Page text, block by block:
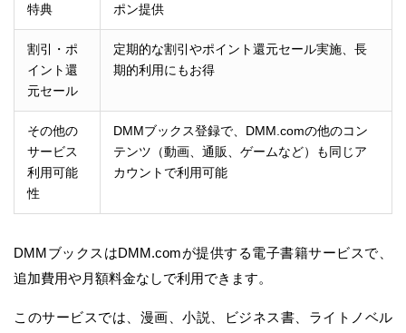
特典
ポン提供
割引・ポ
イント還
元セール
定期的な割引やポイント還元セール実施、長
期的利用にもお得
その他の
サービス
利用可能
性
DMMブックス登録で、DMM.comの他のコン
テンツ（動画、通販、ゲームなど）も同じア
カウントで利用可能
DMMブックスはDMM.comが提供する電子書籍サービスで、
追加費用や月額料金なしで利用できます。
このサービスでは、漫画、小説、ビジネス書、ライトノベル